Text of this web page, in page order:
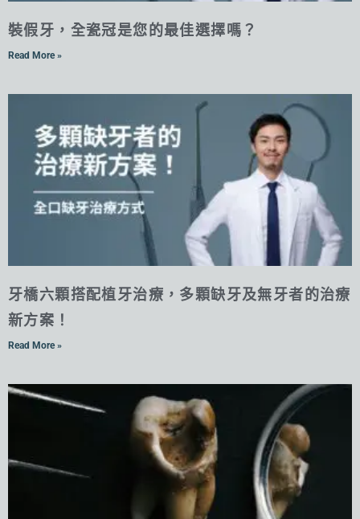
裝假牙，全瓷冠是您的最佳選擇嗎？
Read More »
牙橋六顆搭配植牙治療，多顆缺牙及無牙者的治療
新方案！
Read More »